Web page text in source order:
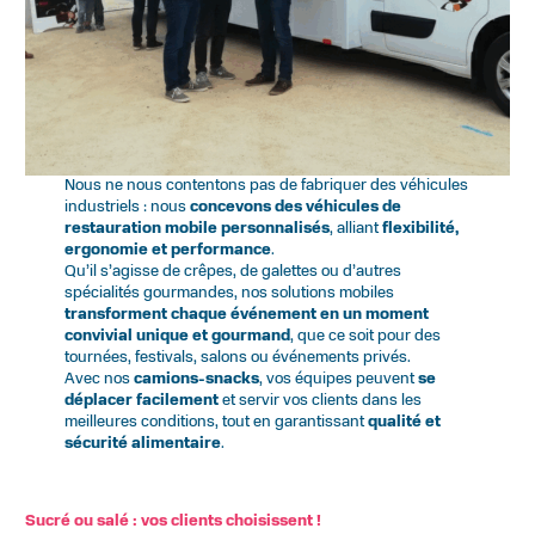
Nous ne nous contentons pas de fabriquer des véhicules
industriels : nous concevons des véhicules de
restauration mobile personnalisés, alliantflexibilité,
ergonomie et performance.
Qu’il s’agisse de crêpes, de galettes ou d’autres
spécialités gourmandes, nos solutions mobiles
transforment chaque événement en un moment
convivial unique et gourmand, que ce soit pour des
tournées, festivals, salons ou événements privés.
Avec nos camions-snacks, vos équipes peuventse
déplacer facilementet servir vos clients dans les
meilleures conditions, tout en garantissantqualité et
sécurité alimentaire.
Sucré ou salé : vos clients choisissent !